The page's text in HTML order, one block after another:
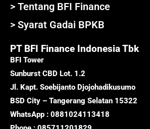
> Tentang BFI Finance
> Syarat Gadai BPKB
PT BFI Finance Indonesia Tbk
BFI Tower
Sunburst CBD Lot. 1.2
Jl. Kapt. Soebijanto Djojohadikusumo
BSD City – Tangerang Selatan 15322
WhatsApp : 0881024113418